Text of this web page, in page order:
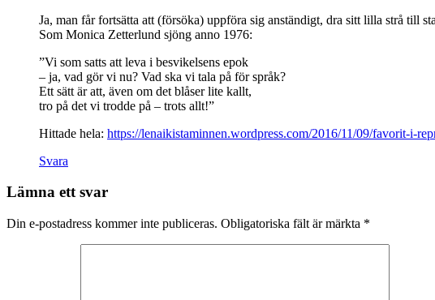
Ja, man får fortsätta att (försöka) uppföra sig anständigt, dra sitt lilla strå till
Som Monica Zetterlund sjöng anno 1976:
”Vi som satts att leva i besvikelsens epok
– ja, vad gör vi nu? Vad ska vi tala på för språk?
Ett sätt är att, även om det blåser lite kallt,
tro på det vi trodde på – trots allt!”
Hittade hela: https://lenaikistaminnen.wordpress.com/2016/11/09/favorit-i-
Svara
Lämna ett svar
Din e-postadress kommer inte publiceras. Obligatoriska fält är märkta *